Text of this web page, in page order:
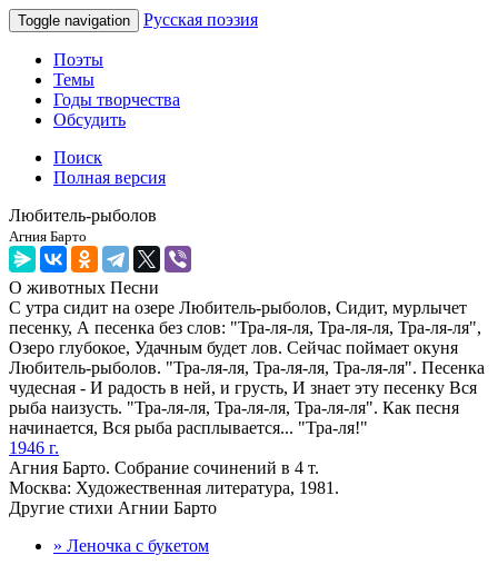
Toggle navigation Русская поэзия
Поэты
Темы
Годы творчества
Обсудить
Поиск
Полная версия
Любитель-рыболов
Агния Барто
О животных Песни
С утра сидит на озере Любитель-рыболов, Сидит, мурлычет
песенку, А песенка без слов: "Тра-ля-ля, Тра-ля-ля, Тра-ля-ля",
Озеро глубокое, Удачным будет лов. Сейчас поймает окуня
Любитель-рыболов. "Тра-ля-ля, Тра-ля-ля, Тра-ля-ля". Песенка
чудесная - И радость в ней, и грусть, И знает эту песенку Вся
рыба наизусть. "Тра-ля-ля, Тра-ля-ля, Тра-ля-ля". Как песня
начинается, Вся рыба расплывается... "Тра-ля!"
1946 г.
Агния Барто. Собрание сочинений в 4 т.
Москва: Художественная литература, 1981.
Другие стихи Агнии Барто
» Леночка с букетом